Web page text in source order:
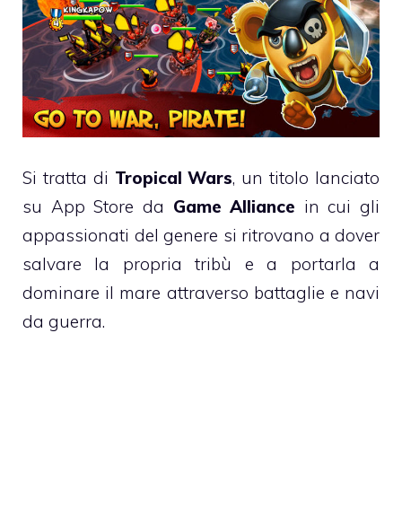
Si tratta di Tropical Wars, un titolo lanciato
su App Store da Game Alliance in cui gli
appassionati del genere si ritrovano a dover
salvare la propria tribù e a portarla a
dominare il mare attraverso battaglie e navi
da guerra.